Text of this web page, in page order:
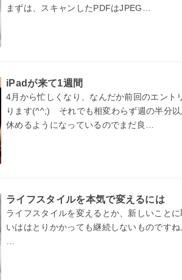
まずは、スキャンしたPDFはJPEG…
iPadが来て1週間
4月から忙しくなり、なんだか前回のエント
ります(^^;) それでも相変わらず週の半分
休めるようになっているのでまだ良…
ライフスタイルを本気で変えるには
ライフスタイルを変えるとか、新しいこと
いははとりかかっても継続しないものですね